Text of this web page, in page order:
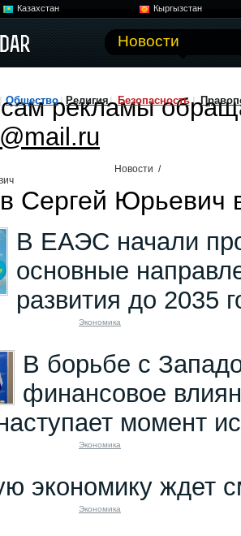
Казахстан
Кыргызстан
Новости
Общество Религия Безопасность
рекламы
Новости /
Сергей Юрьевич
В ЕАЭС начали
основные
развития до 2035
Экономика
В борьбе с
финансовое
момент
Экономика
экономику ждет
Экономика